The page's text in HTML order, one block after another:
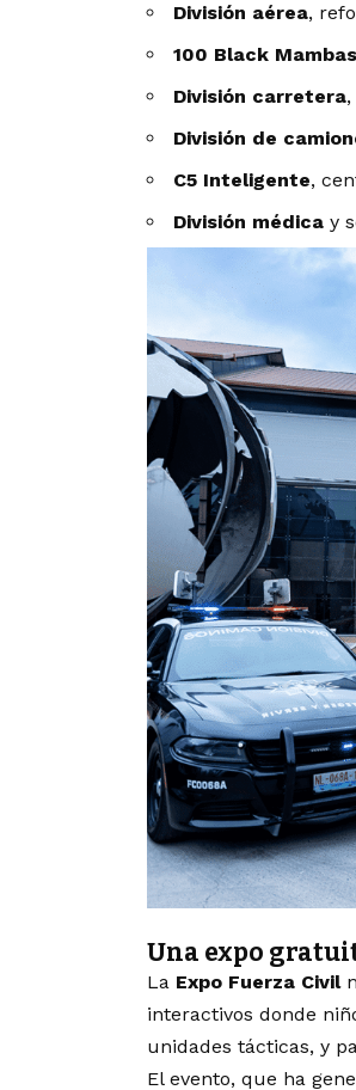
División aérea,
100 Black Mambas
División carretera
División de
C5 Inteligente,
División médica y
Una expo
La Expo Fuerza Civil
interactivos donde
unidades tácticas, y
El evento, que ha